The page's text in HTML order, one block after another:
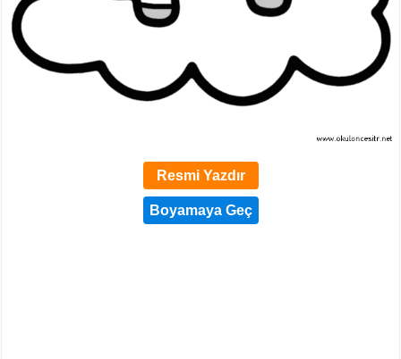
Resmi Yazdır